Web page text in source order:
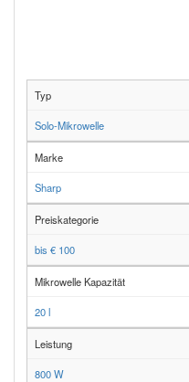
Typ
Solo-Mikrowelle
Marke
Sharp
Preiskategorie
bis € 100
Mikrowelle Kapazität
20 l
Leistung
800 W